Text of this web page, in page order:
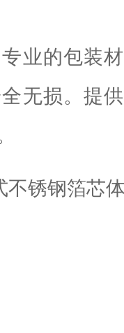
业的包装
无损。提